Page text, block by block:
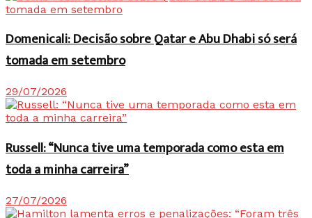
Domenicali: Decisão sobre Qatar e Abu Dhabi só será
tomada em setembro
29/07/2026
Russell: “Nunca tive uma temporada como esta em
toda a minha carreira”
27/07/2026